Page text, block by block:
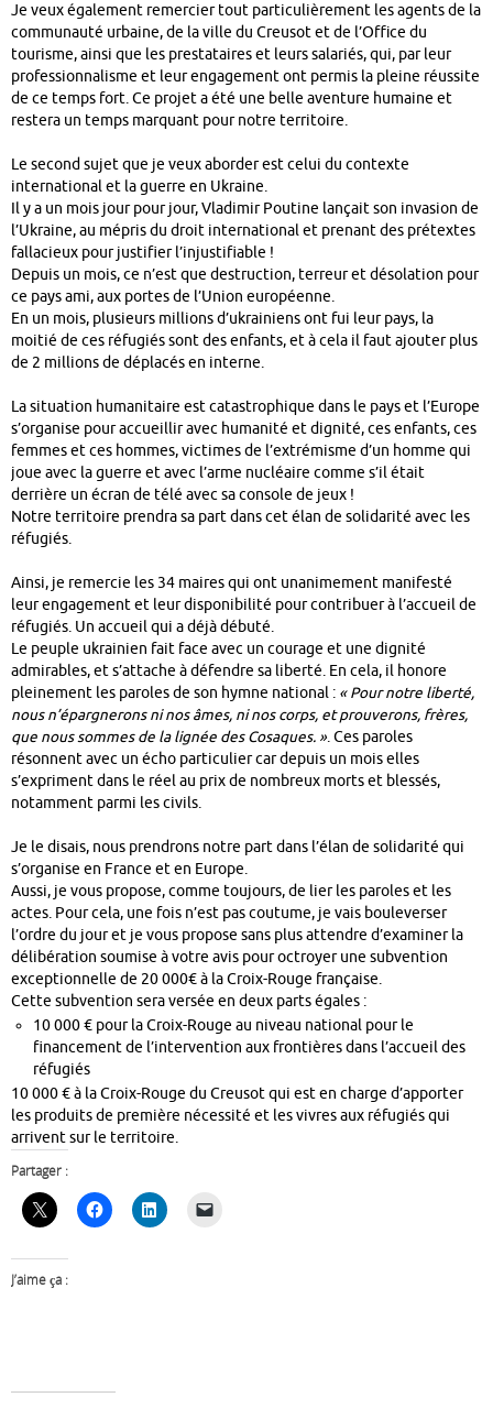
Je veux également remercier tout particulièrement les agents de la
communauté urbaine, de la ville du Creusot et de l’Office du
tourisme, ainsi que les prestataires et leurs salariés, qui, par leur
professionnalisme et leur engagement ont permis la pleine réussite
de ce temps fort. Ce projet a été une belle aventure humaine et
restera un temps marquant pour notre territoire.
Le second sujet que je veux aborder est celui du contexte
international et la guerre en Ukraine.
Il y a un mois jour pour jour, Vladimir Poutine lançait son invasion de
l’Ukraine, au mépris du droit international et prenant des prétextes
fallacieux pour justifier l’injustifiable !
Depuis un mois, ce n’est que destruction, terreur et désolation pour
ce pays ami, aux portes de l’Union européenne.
En un mois, plusieurs millions d’ukrainiens ont fui leur pays, la
moitié de ces réfugiés sont des enfants, et à cela il faut ajouter plus
de 2 millions de déplacés en interne.
La situation humanitaire est catastrophique dans le pays et l’Europe
s’organise pour accueillir avec humanité et dignité, ces enfants, ces
femmes et ces hommes, victimes de l’extrémisme d’un homme qui
joue avec la guerre et avec l’arme nucléaire comme s’il était
derrière un écran de télé avec sa console de jeux !
Notre territoire prendra sa part dans cet élan de solidarité avec les
réfugiés.
Ainsi, je remercie les 34 maires qui ont unanimement manifesté
leur engagement et leur disponibilité pour contribuer à l’accueil de
réfugiés. Un accueil qui a déjà débuté.
Le peuple ukrainien fait face avec un courage et une dignité
admirables, et s’attache à défendre sa liberté. En cela, il honore
pleinement les paroles de son hymne national : « Pour notre liberté,
nous n’épargnerons ni nos âmes, ni nos corps, et prouverons, frères,
que nous sommes de la lignée des Cosaques. ». Ces paroles
résonnent avec un écho particulier car depuis un mois elles
s’expriment dans le réel au prix de nombreux morts et blessés,
notamment parmi les civils.
Je le disais, nous prendrons notre part dans l’élan de solidarité qui
s’organise en France et en Europe.
Aussi, je vous propose, comme toujours, de lier les paroles et les
actes. Pour cela, une fois n’est pas coutume, je vais bouleverser
l’ordre du jour et je vous propose sans plus attendre d’examiner la
délibération soumise à votre avis pour octroyer une subvention
exceptionnelle de 20 000€ à la Croix-Rouge française.
Cette subvention sera versée en deux parts égales :
10 000 € pour la Croix-Rouge au niveau national pour le
financement de l’intervention aux frontières dans l’accueil des
réfugiés
10 000 € à la Croix-Rouge du Creusot qui est en charge d’apporter
les produits de première nécessité et les vivres aux réfugiés qui
arrivent sur le territoire.
Partager :
J’aime ça :